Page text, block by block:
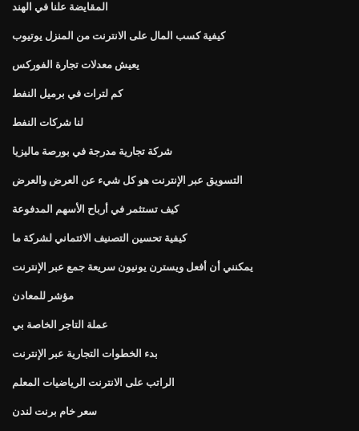
المقايضة علنا ​​في الهند
كيفية كسب المال على الانترنت من المنزل يوتيوب
يعيش معدلات تجارة الفوركس
كم لترات في برميل النفط
لنا شركات النفط
شركة تجارية مدرجة في بورصة ماليزيا
التسويق عبر الإنترنت هو كل شيء عن العرض والعرض
كيف تستثمر في أرباح الأسهم المدفوعة
كيفية تحسين التصنيف الائتماني لشركة ما
يمكنني أن أفعل ويسترن يونيون سريعة جمع عبر الإنترنت
مؤشر للمعادن
عملة التاجر الخاصة بي
بدء الخطوات التجارية عبر الإنترنت
الراتب على الانترنت الرياضيات المعلم
سعر خام برنت لندن